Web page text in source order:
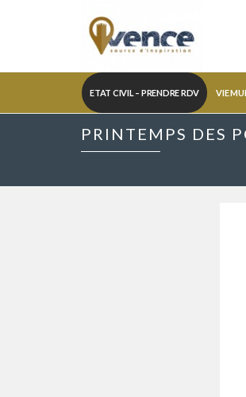
ETAT CIVIL – PRENDRE RDV VIE
PRINTEMPS DES